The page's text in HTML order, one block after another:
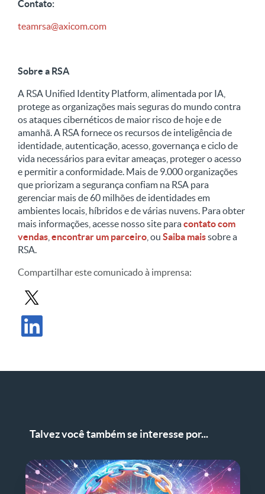
Contato:
teamrsa@axicom.com
Sobre a RSA
A RSA Unified Identity Platform, alimentada por IA,
protege as organizações mais seguras do mundo contra
os ataques cibernéticos de maior risco de hoje e de
amanhã. A RSA fornece os recursos de inteligência de
identidade, autenticação, acesso, governança e ciclo de
vida necessários para evitar ameaças, proteger o acesso
e permitir a conformidade. Mais de 9.000 organizações
que priorizam a segurança confiam na RSA para
gerenciar mais de 60 milhões de identidades em
ambientes locais, híbridos e de várias nuvens. Para obter
mais informações, acesse nosso site paracontato com
vendas encontrar um parceiro , ou Saiba maissobre a
RSA.
Compartilhareste comunicado à imprensa:
Compartilhar comunicado à imprensa em X
Talvez você também se interesse por...